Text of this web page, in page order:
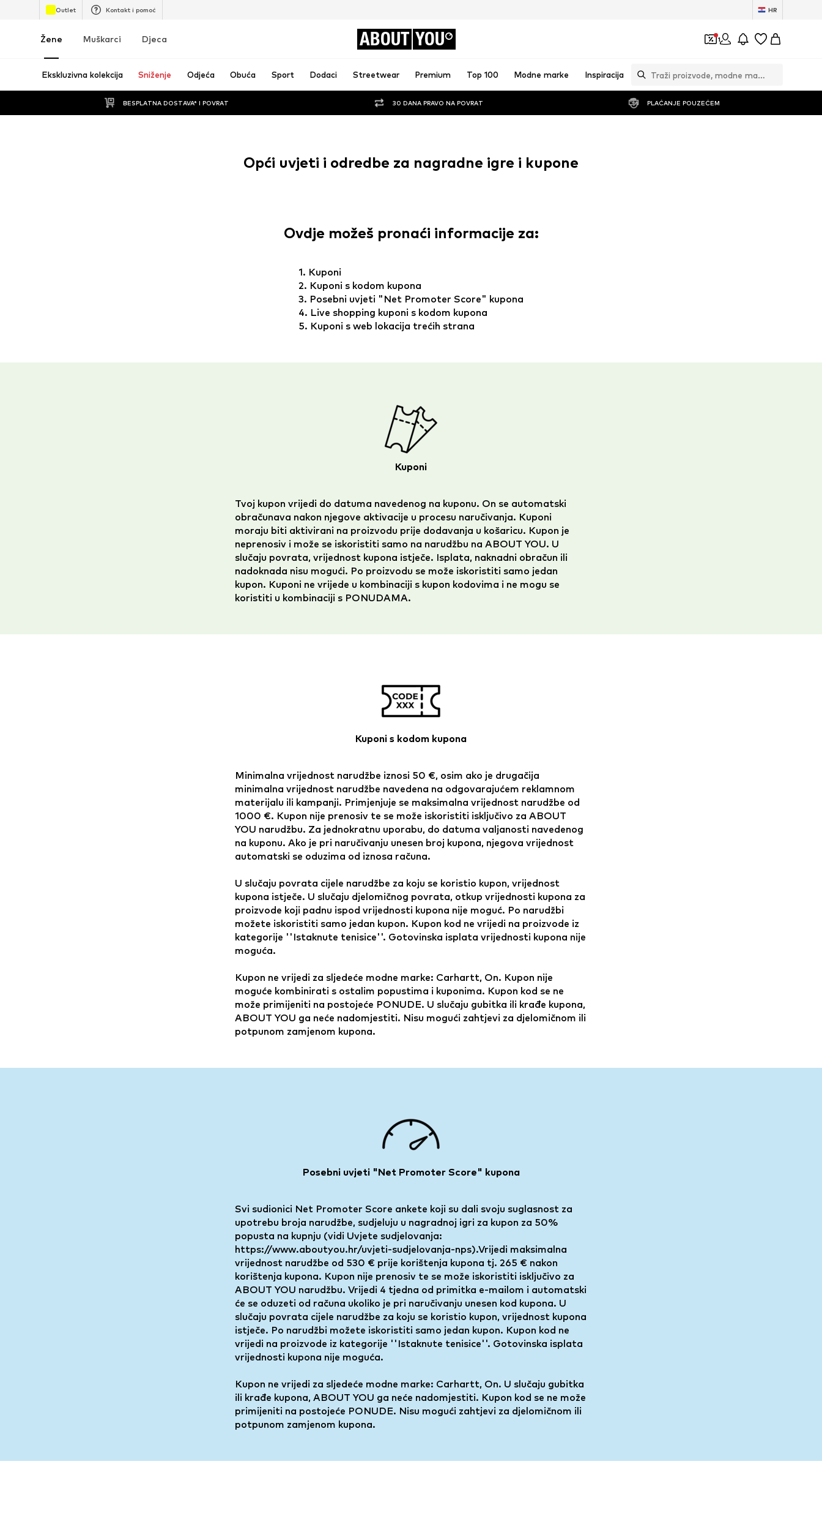
Outlet Kontakt i pomoć HR
Žene Muškarci Djeca ABOUT YOU 1
Ekskluzivna kolekcija Sniženje Odjeća Obuća Sport Dodaci Streetwear Premium Top 100 Modne marke Inspiracija
BESPLATNA DOSTAVA* I POVRAT 30 DANA PRAVO NA POVRAT PLAĆANJE POUZEĆEM
Opći uvjeti i odredbe za nagradne igre i kupone
Ovdje možeš pronaći informacije za:
1. Kuponi
2. Kuponi s kodom kupona
3. Posebni uvjeti "Net Promoter Score" kupona
4. Live shopping kuponi s kodom kupona
5. Kuponi s web lokacija trećih strana
Kuponi
Tvoj kupon vrijedi do datuma navedenog na kuponu. On se automatski
obračunava nakon njegove aktivacije u procesu naručivanja. Kuponi
moraju biti aktivirani na proizvodu prije dodavanja u košaricu. Kupon je
neprenosiv i može se iskoristiti samo na narudžbu na ABOUT YOU. U
slučaju povrata, vrijednost kupona istječe. Isplata, naknadni obračun ili
nadoknada nisu mogući. Po proizvodu se može iskoristiti samo jedan
kupon. Kuponi ne vrijede u kombinaciji s kupon kodovima i ne mogu se
koristiti u kombinaciji s PONUDAMA.
Kuponi s kodom kupona
Minimalna vrijednost narudžbe iznosi 50 €, osim ako je drugačija
minimalna vrijednost narudžbe navedena na odgovarajućem reklamnom
materijalu ili kampanji. Primjenjuje se maksimalna vrijednost narudžbe od
1000 €. Kupon nije prenosiv te se može iskoristiti isključivo za ABOUT
YOU narudžbu. Za jednokratnu uporabu, do datuma valjanosti navedenog
na kuponu. Ako je pri naručivanju unesen broj kupona, njegova vrijednost
automatski se oduzima od iznosa računa.
U slučaju povrata cijele narudžbe za koju se koristio kupon, vrijednost
kupona istječe. U slučaju djelomičnog povrata, otkup vrijednosti kupona za
proizvode koji padnu ispod vrijednosti kupona nije moguć. Po narudžbi
možete iskoristiti samo jedan kupon. Kupon kod ne vrijedi na proizvode iz
kategorije ''Istaknute tenisice''. Gotovinska isplata vrijednosti kupona nije
moguća.
Kupon ne vrijedi za sljedeće modne marke: Carhartt, On. Kupon nije
moguće kombinirati s ostalim popustima i kuponima. Kupon kod se ne
može primijeniti na postojeće PONUDE. U slučaju gubitka ili krađe kupona,
ABOUT YOU ga neće nadomjestiti. Nisu mogući zahtjevi za djelomičnom ili
potpunom zamjenom kupona.
Posebni uvjeti "Net Promoter Score" kupona
Svi sudionici Net Promoter Score ankete koji su dali svoju suglasnost za
upotrebu broja narudžbe, sudjeluju u nagradnoj igri za kupon za 50%
popusta na kupnju (vidi Uvjete sudjelovanja:
https://www.aboutyou.hr/uvjeti-sudjelovanja-nps).Vrijedi maksimalna
vrijednost narudžbe od 530 € prije korištenja kupona tj. 265 € nakon
korištenja kupona. Kupon nije prenosiv te se može iskoristiti isključivo za
ABOUT YOU narudžbu. Vrijedi 4 tjedna od primitka e-mailom i automatski
će se oduzeti od računa ukoliko je pri naručivanju unesen kod kupona. U
slučaju povrata cijele narudžbe za koju se koristio kupon, vrijednost kupona
istječe. Po narudžbi možete iskoristiti samo jedan kupon. Kupon kod ne
vrijedi na proizvode iz kategorije ''Istaknute tenisice''. Gotovinska isplata
vrijednosti kupona nije moguća.
Kupon ne vrijedi za sljedeće modne marke: Carhartt, On. U slučaju gubitka
ili krađe kupona, ABOUT YOU ga neće nadomjestiti. Kupon kod se ne može
primijeniti na postojeće PONUDE. Nisu mogući zahtjevi za djelomičnom ili
potpunom zamjenom kupona.